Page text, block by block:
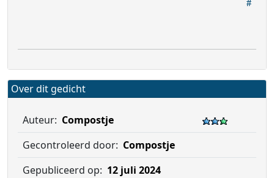
Over dit gedicht
Auteur: Compostje
Gecontroleerd door: Compostje
Gepubliceerd op: 12 juli 2024